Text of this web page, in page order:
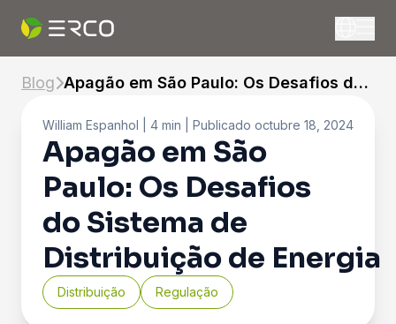
Blog Apagão em São Paulo: Os Desafios do
William Espanhol | 4 min | Publicado octubre 18, 2024
Apagão em São
Paulo: Os Desafios
do Sistema de
Distribuição de Energia
Distribuição Regulação